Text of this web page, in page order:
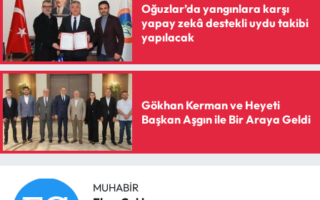
Oğuzlar’da yangınlara karşı
yapay zekâ destekli uydu takibi
yapılacak
Gökhan Kerman ve Heyeti
Başkan Aşgın ile Bir Araya Geldi
MUHABIR